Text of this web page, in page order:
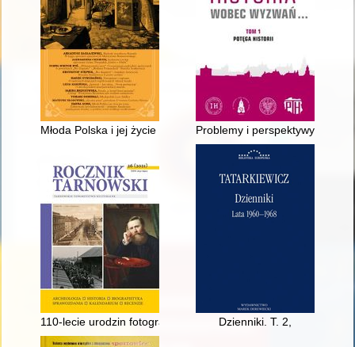
Młoda Polska i jej życie po życiu : zaborowość/
Problemy i perspektywy
110-lecie urodzin fotografa Jana Sobolewskiego
Dzienniki. T. 2,